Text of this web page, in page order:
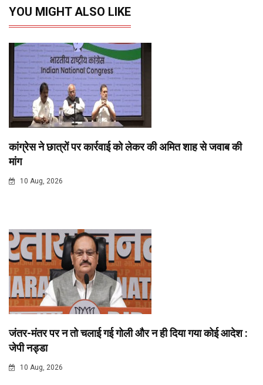
YOU MIGHT ALSO LIKE
कांग्रेस ने छात्रों पर कार्रवाई को लेकर की अमित शाह से जवाब की
मांग
10 Aug, 2026
जंतर-मंतर पर न तो चलाई गई गोली और न ही दिया गया कोई आदेश :
जेपी नड्डा
10 Aug, 2026